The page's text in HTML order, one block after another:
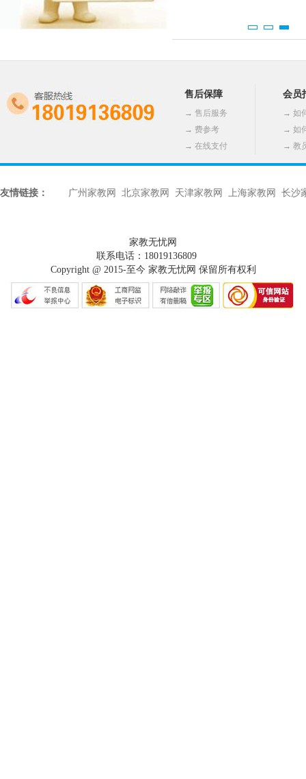
售后保障
→ 售后服务
→ 费参考
→ 在线支付
会员
→ 如
→ 如
→ 教
友情链接： 广州家教网 北京家教网 天津家教网 上海家教网 长沙
家教无忧网
联系电话：18019136809
Copyright @ 2015-至今 家教无忧网 保留所有权利